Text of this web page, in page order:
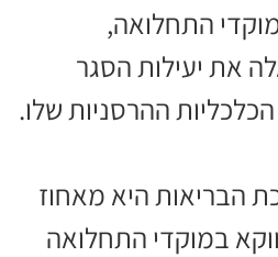
התחלואה,
את יעילות הסגר
ההרסניות שלו.
הבריאות היא מאחוז
במוקדי התחלואה